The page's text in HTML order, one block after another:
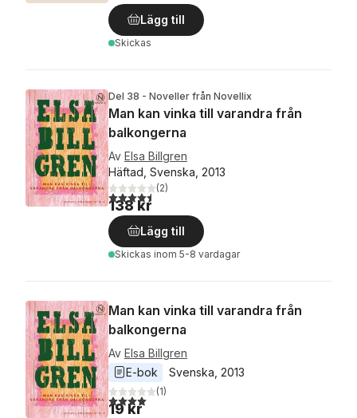
Lägg till
Skickas
Del 38 - Noveller från Novellix
Man kan vinka till varandra från
balkongerna
Av Elsa Billgren
Häftad, Svenska, 2013
4,5utav 5 stjärnor. Totalt antal röster:
(2)
138 kr
Lägg till
Skickas inom 5-8 vardagar
Man kan vinka till varandra från
balkongerna
Av Elsa Billgren
E-bok
Svenska 2013
4,0utav 5 stjärnor. Totalt antal röster:
(1)
19 kr